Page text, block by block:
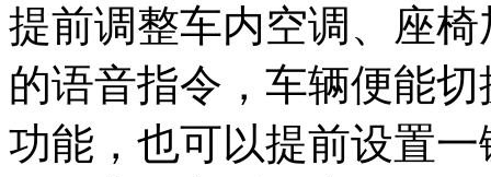
提前调整车内空调、座
的语音指令，车辆便能
功能，也可以提前设置